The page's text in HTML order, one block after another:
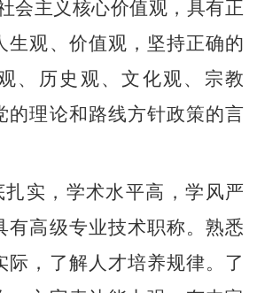
会主义核心价值观，具有正
生观、价值观，坚持正确的
、历史观、文化观、宗教
的理论和路线方针政策的言
扎实，学术水平高，学风严
有高级专业技术职称。熟悉
际，了解人才培养规律。了